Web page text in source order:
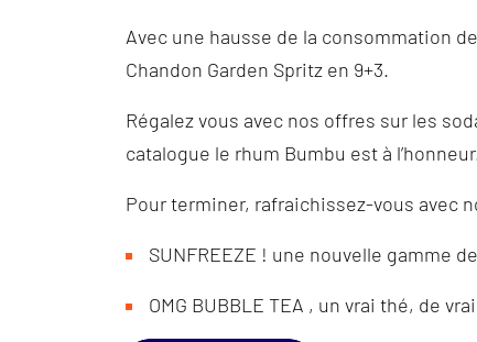
Avec une hausse de la consommation
Chandon Garden Spritz en 9+3.
Régalez vous avec nos offres sur les
catalogue le rhum Bumbu est à
Pour terminer, rafraichissez-vous avec
SUNFREEZE ! une nouvelle gamme
OMG BUBBLE TEA , un vrai thé, de